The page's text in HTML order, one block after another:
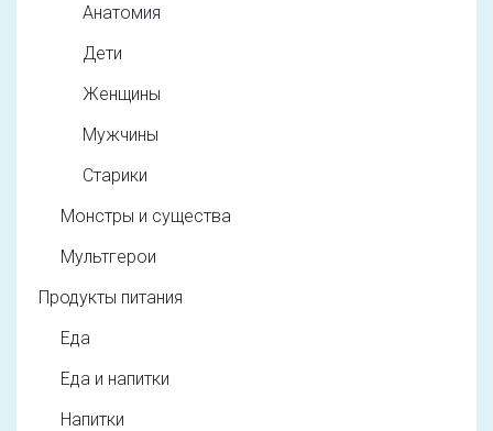
Анатомия
Дети
Женщины
Мужчины
Старики
Монстры и существа
Мультгерои
Продукты питания
Еда
Еда и напитки
Напитки